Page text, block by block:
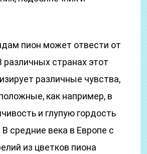
пион может отвести от
различных странах этот
различные чувства,
как например, в
и глупую гордость
средние века в Европе с
из цветков пиона